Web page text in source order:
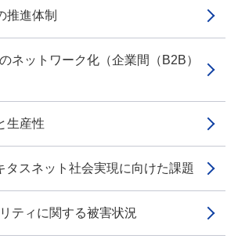
進体制
ットワーク化（企業間（B2B）
生産性
スネット社会実現に向けた課題
ティに関する被害状況